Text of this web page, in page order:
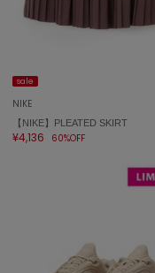
sale
NIKE
【NIKE】PLEATED SKIRT
¥4,136 60%OFF